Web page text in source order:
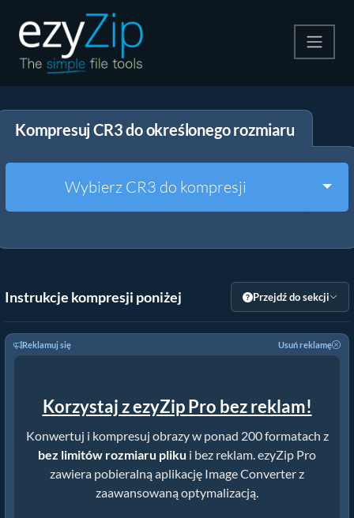
Rozpakuj
Inne narzędzia
Kompresuj CR3 do określonego rozmiaru
Wybierz CR3 do kompresji
Instrukcje kompresji poniżej Przejdź do sekcji
Reklamuj się Usuń reklamę
Korzystaj z ezyZip Pro bez reklam!
Konwertuj i kompresuj obrazy w ponad 200 formatach z
bez limitów rozmiaru pliku i bez reklam. ezyZip Pro
zawiera pobieralną aplikację Image Converter z
zaawansowaną optymalizacją.